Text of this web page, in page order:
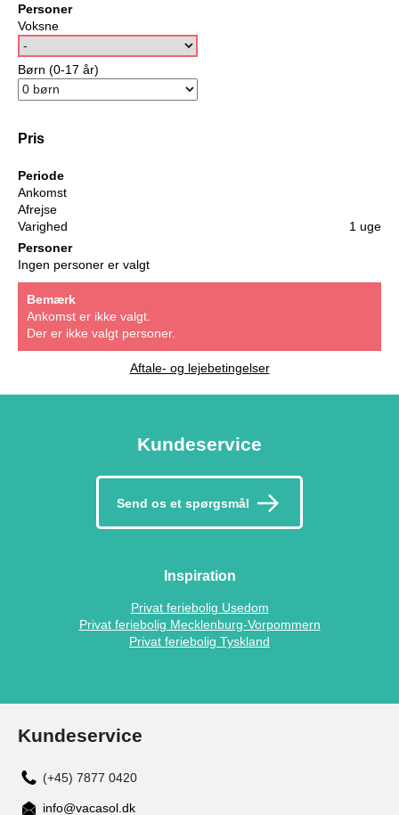
Personer
Voksne
Børn (0-17 år)
Pris
Periode
Ankomst
Afrejse
Varighed
1 uge
Personer
Ingen personer er valgt
Bemærk
Ankomst er ikke valgt.
Der er ikke valgt personer.
Aftale- og lejebetingelser
Kundeservice
Send os et spørgsmål
Inspiration
Privat feriebolig Usedom
Privat feriebolig Mecklenburg-Vorpommern
Privat feriebolig Tyskland
Kundeservice
(+45) 7877 0420
info@vacasol.dk